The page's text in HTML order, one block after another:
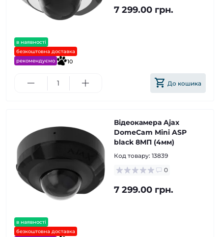
в наявності
безкоштовна доставка
рекомендуємо
10
7 299.00 грн.
До кошика
в наявності
безкоштовна доставка
Відеокамера Ajax
DomeCam Mini ASP
black 8МП (4мм)
Код товару: 13839
0
7 299.00 грн.